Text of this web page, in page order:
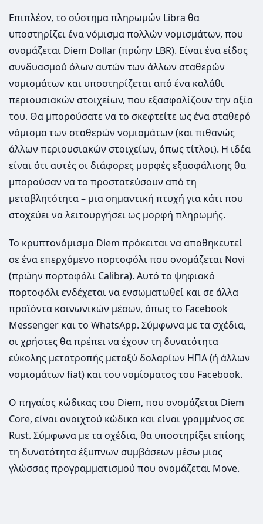
Επιπλέον, το σύστημα πληρωμών Libra θα
υποστηρίζει ένα νόμισμα πολλών νομισμάτων, που
ονομάζεται Diem Dollar (πρώην LBR). Είναι ένα είδος
συνδυασμού όλων αυτών των άλλων σταθερών
νομισμάτων και υποστηρίζεται από ένα καλάθι
περιουσιακών στοιχείων, που εξασφαλίζουν την αξία
του. Θα μπορούσατε να το σκεφτείτε ως ένα σταθερό
νόμισμα των σταθερών νομισμάτων (και πιθανώς
άλλων περιουσιακών στοιχείων, όπως τίτλοι). Η ιδέα
είναι ότι αυτές οι διάφορες μορφές εξασφάλισης θα
μπορούσαν να το προστατεύσουν από τη
μεταβλητότητα – μια σημαντική πτυχή για κάτι που
στοχεύει να λειτουργήσει ως μορφή πληρωμής.
Το κρυπτονόμισμα Diem πρόκειται να αποθηκευτεί
σε ένα επερχόμενο πορτοφόλι που ονομάζεται Novi
(πρώην πορτοφόλι Calibra). Aυτό το ψηφιακό
πορτοφόλι ενδέχεται να ενσωματωθεί και σε άλλα
προϊόντα κοινωνικών μέσων, όπως το Facebook
Messenger και το WhatsApp. Σύμφωνα με τα σχέδια,
οι χρήστες θα πρέπει να έχουν τη δυνατότητα
εύκολης μετατροπής μεταξύ δολαρίων ΗΠΑ (ή άλλων
νομισμάτων fiat) και του νομίσματος του Facebook.
Ο πηγαίος κώδικας του Diem, που ονομάζεται Diem
Core, είναι ανοιχτού κώδικα και είναι γραμμένος σε
Rust. Σύμφωνα με τα σχέδια, θα υποστηρίξει επίσης
τη δυνατότητα έξυπνων συμβάσεων μέσω μιας
γλώσσας προγραμματισμού που ονομάζεται Move.